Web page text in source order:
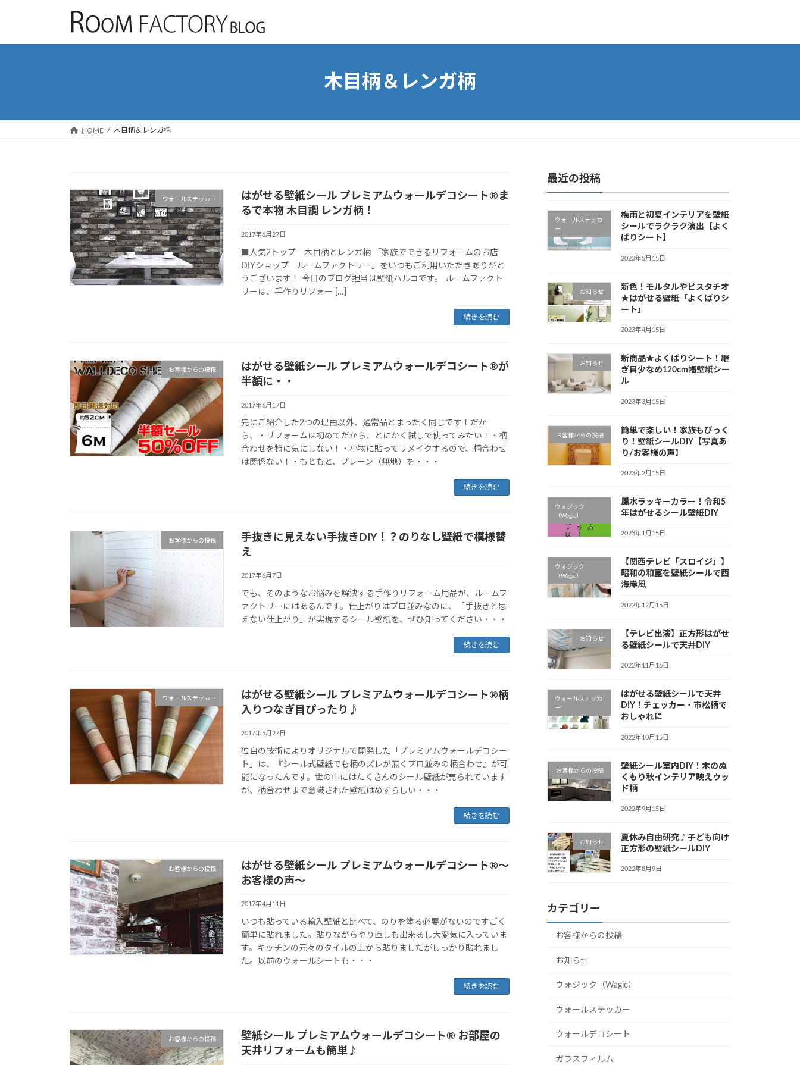
ッ
移
木目柄＆レンガ柄
HOME 木目柄＆レンガ柄
ウォールステッカー
はがせる壁紙シール プレミアムウォールデコシート®ま
るで本物 木目調 レンガ柄！
2017年6月27日
■人気2トップ 木目柄とレンガ柄 「家族でできるリフォームのお店
DIYショップ ルームファクトリー」をいつもご利用いただきありがと
うございます！ 今日のブログ担当は壁紙ハルコです。 ルームファクト
リーは、手作りリフォー […]
続きを読む
お客様からの投稿
はがせる壁紙シール プレミアムウォールデコシート®が
半額に・・
2017年6月17日
先にご紹介した2つの理由以外、通常品とまったく同じです！だか
ら、・リフォームは初めてだから、とにかく試しで使ってみたい！・柄
合わせを特に気にしない！・小物に貼ってリメイクするので、柄合わせ
は関係ない！・もともと、プレーン（無地）を・・・
続きを読む
お客様からの投稿
手抜きに見えない手抜きDIY！？のりなし壁紙で模様替
え
2017年6月7日
でも、そのようなお悩みを解決する手作りリフォーム用品が、ルームフ
ァクトリーにはあるんです。仕上がりはプロ並みなのに、「手抜きと思
えない仕上がり」が実現するシール壁紙を、ぜひ知ってください・・・
続きを読む
ウォールステッカー
はがせる壁紙シール プレミアムウォールデコシート®柄
入りつなぎ目ぴったり♪
2017年5月27日
独自の技術によりオリジナルで開発した「プレミアムウォールデコシー
ト」は、『シール式壁紙でも柄のズレが無くプロ並みの柄合わせ』が可
能になったんです。世の中にはたくさんのシール壁紙が売られています
が、柄合わせまで意識された壁紙はめずらしい・・・
続きを読む
お客様からの投稿
はがせる壁紙シール プレミアムウォールデコシート®～
お客様の声～
2017年4月11日
いつも貼っている輸入壁紙と比べて、のりを塗る必要がないのですごく
簡単に貼れました。貼りながらやり直しも出来るし大変気に入っていま
す。キッチンの元々のタイルの上から貼りましたがしっかり貼れまし
た。以前のウォールシートも・・・
続きを読む
お客様からの投稿
壁紙シール プレミアムウォールデコシート® お部屋の
天井リフォームも簡単♪
最近の投稿
ウォールステッカ
ー
梅雨と初夏インテリアを壁紙
シールでラクラク演出【よく
ばりシート】
2023年5月15日
お知らせ
新色！モルタルやピスタチオ
★はがせる壁紙「よくばりシ
ート」
2023年4月15日
お知らせ
新商品★よくばりシート！継
ぎ目少なめ120cm幅壁紙シー
ル
2023年3月15日
お客様からの投稿
簡単で楽しい！家族もびっく
り！壁紙シールDIY【写真あ
り/お客様の声】
2023年2月15日
ウォジック
（Wagic）
風水ラッキーカラー！令和5
年はがせるシール壁紙DIY
2023年1月15日
ウォジック
（Wagic）
【関西テレビ「スロイジ」】
昭和の和室を壁紙シールで西
海岸風
2022年12月15日
お知らせ
【テレビ出演】正方形はがせ
る壁紙シールで天井DIY
2022年11月16日
ウォールステッカ
ー
はがせる壁紙シールで天井
DIY！チェッカー・市松柄で
おしゃれに
2022年10月15日
お客様からの投稿
壁紙シール室内DIY！木のぬ
くもり秋インテリア映えウッ
ド柄
2022年9月15日
お知らせ
夏休み自由研究♪子ども向け
正方形の壁紙シールDIY
2022年8月9日
カテゴリー
お客様からの投稿
お知らせ
ウォジック（Wagic）
ウォールステッカー
ウォールデコシート
ガラスフィルム